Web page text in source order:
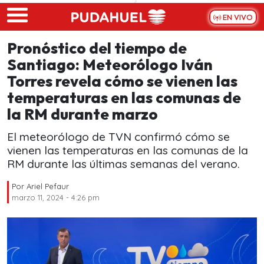
Skip to main content
EN VIVO
Pronóstico del tiempo de
Santiago: Meteorólogo Iván
Torres revela cómo se vienen las
temperaturas en las comunas de
la RM durante marzo
El meteorólogo de TVN confirmó cómo se
vienen las temperaturas en las comunas de la
RM durante las últimas semanas del verano.
Por Ariel Pefaur
marzo 11, 2024 - 4:26 pm